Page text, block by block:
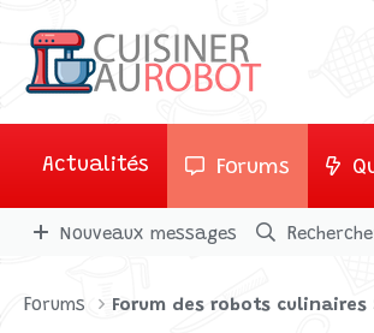
Actualités Forums
Nouveaux messages
Forums